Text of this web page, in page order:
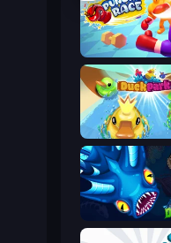
Punchy Race
DuckPark.io
SeaDragons.io